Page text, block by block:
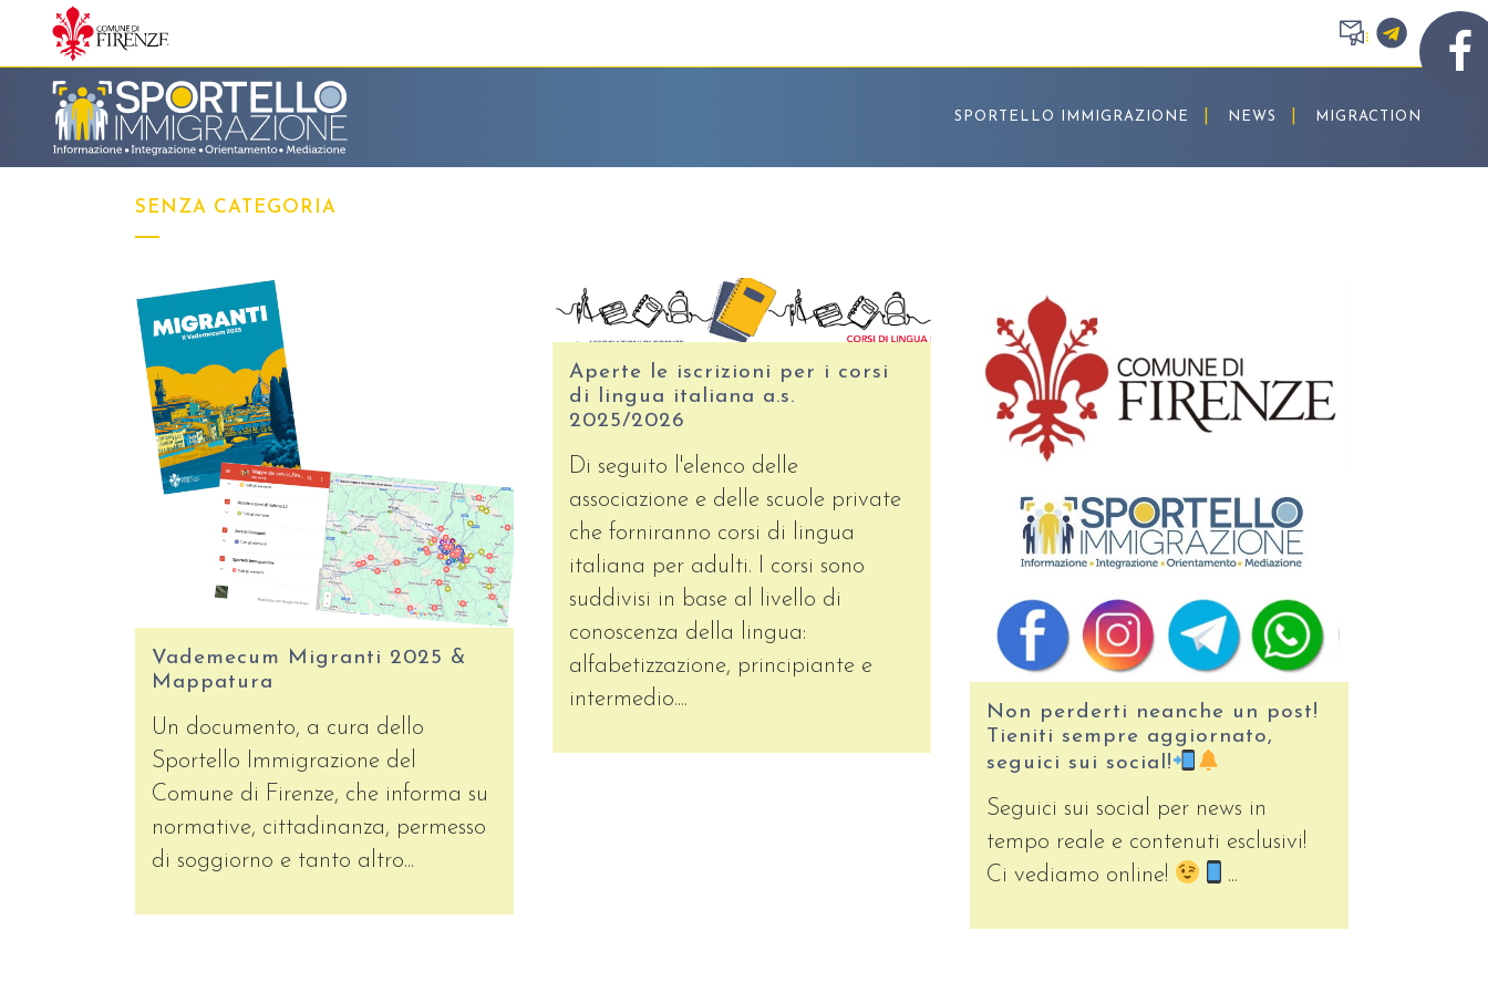
SPORTELLO IMMIGRAZIONE NEWS MIGRACTION
SENZA CATEGORIA
Vademecum Migranti 2025 &
Mappatura
Un documento, a cura dello
Sportello Immigrazione del
Comune di Firenze, che informa su
normative, cittadinanza, permesso
di soggiorno e tanto altro...
Aperte le iscrizioni per i corsi
di lingua italiana a.s.
2025/2026
Di seguito l'elenco delle
associazione e delle scuole private
che forniranno corsi di lingua
italiana per adulti. I corsi sono
suddivisi in base al livello di
conoscenza della lingua:
alfabetizzazione, principiante e
intermedio....
Non perderti neanche un post!
Tieniti sempre aggiornato,
seguici sui social!
Seguici sui social per news in
tempo reale e contenuti esclusivi!
Ci vediamo online!
...